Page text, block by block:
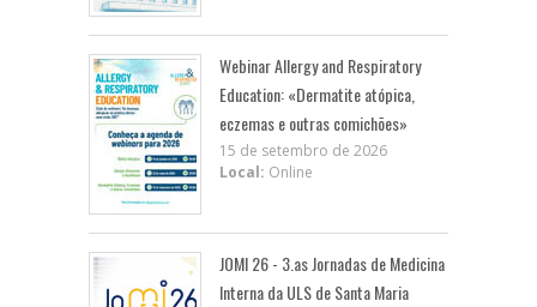
Webinar Allergy and Respiratory
Education: «Dermatite atópica,
eczemas e outras comichões»
15 de setembro de 2026
Local: Online
JOMI 26 - 3.as Jornadas de Medicina
Interna da ULS de Santa Maria